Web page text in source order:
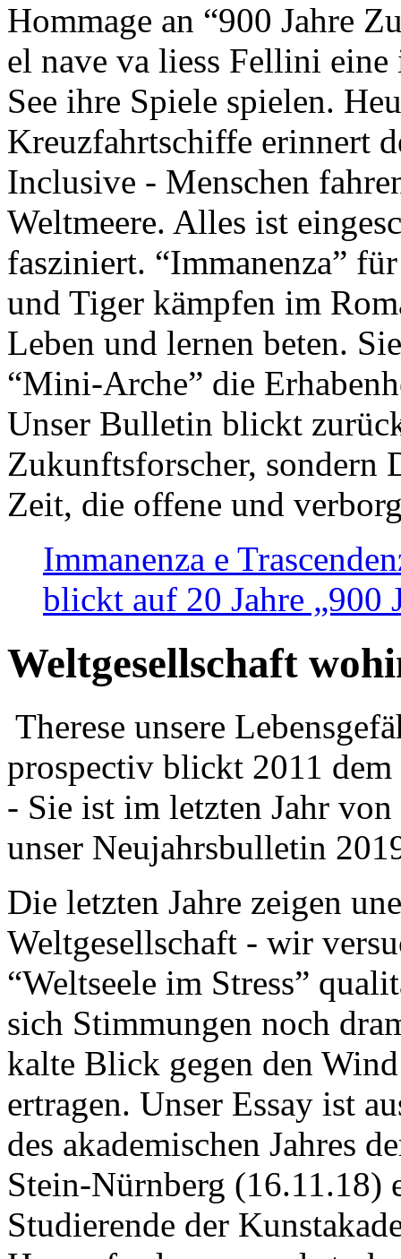
Hommage an “900 Jahre
el nave va liess Fellini
See ihre Spiele spielen.
Kreuzfahrtschiffe erinnert
Inclusive - Menschen
Weltmeere. Alles ist
fasziniert. “Immanenza”
und Tiger kämpfen im
Leben und lernen beten.
“Mini-Arche” die
Unser Bulletin blickt
Zukunftsforscher, sondern
Zeit, die offene und
Immanenza e
blickt auf 20 Jahre „900
Weltgesellschaft
Therese unsere
prospectiv blickt 2011
- Sie ist im letzten Jahr
unser Neujahrsbulletin
Die letzten Jahre zeigen
Weltgesellschaft - wir
“Weltseele im Stress”
sich Stimmungen noch
kalte Blick gegen den
ertragen. Unser Essay ist
des akademischen Jahres
Stein-Nürnberg (16.11.18)
Studierende der